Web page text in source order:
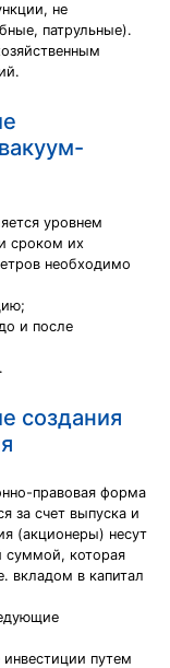
не
патрульные).
уровнем
сроком их
необходимо
и после
создания
правовая форма
за счет выпуска и
(акционеры) несут
суммой, которая
вкладом в капитал
путем